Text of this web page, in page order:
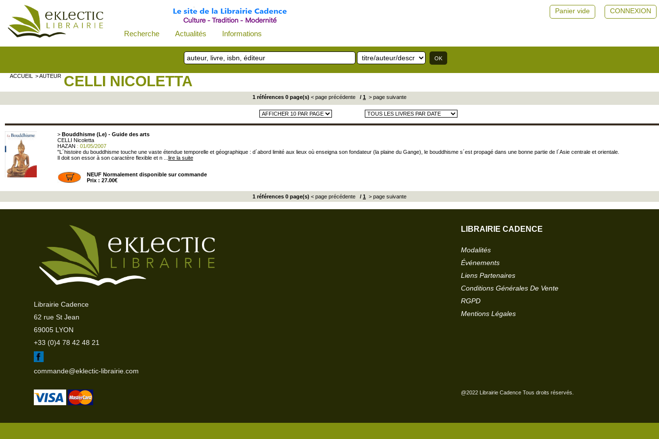
Recherche Actualités Informations
CONNEXION
Panier vide
ACCUEIL > AUTEUR CELLI NICOLETTA
1 références 0 page(s) < page précédente / 1 > page suivante
> Bouddhisme (Le) - Guide des arts
CELLI Nicoletta
HAZAN : 01/05/2007
"L´histoire du bouddhisme touche une vaste étendue temporelle et géographique : d´abord limité aux lieux où enseigna son fondateur (la plaine du Gange), le bouddhisme s´est propagé dans une bonne partie de l´Asie centrale et orientale.
Il doit son essor à son caractère flexible et n ... lire la suite
NEUF Normalement disponible sur commande
Prix : 27.00€
1 références 0 page(s) < page précédente / 1 > page suivante
Librairie Cadence
62 rue St Jean
69005 LYON
+33 (0)4 78 42 48 21
commande@eklectic-librairie.com
LIBRAIRIE CADENCE
Modalités
Événements
Liens Partenaires
Conditions Générales De Vente
RGPD
Mentions Légales
@2022 Librairie Cadence Tous droits réservés.